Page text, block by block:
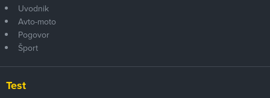
Uvodnik
Avto-moto
Pogovor
Šport
Test